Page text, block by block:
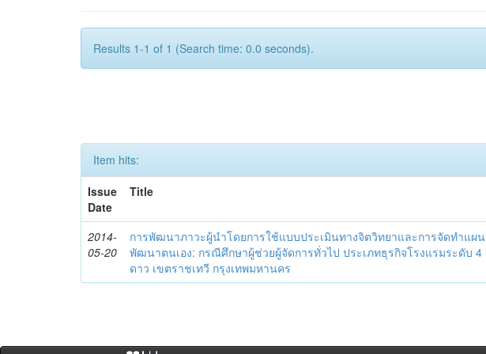
Results 1-1 of 1 (Search time: 0.0 seconds).
Item hits:
Issue
Date
Title
2014-
05-20
การพัฒนาภาวะผู้นำโดยการใช้แบบประเมินทางจิตวิทยาและการจัดทำแผน
พัฒนาตนเอง: กรณีศึกษาผู้ช่วยผู้จัดการทั่วไป ประเภทธุรกิจโรงแรมระดับ 4
ดาว เขตราชเทวี กรุงเทพมหานคร